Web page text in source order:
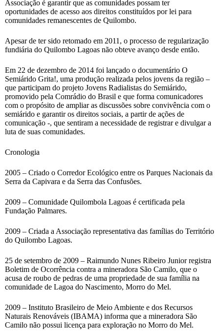
Associação é garantir que as comunidades possam ter
oportunidades de acesso aos direitos constituídos por lei para
comunidades remanescentes de Quilombo.
Apesar de ter sido retomado em 2011, o processo de regularização
fundiária do Quilombo Lagoas não obteve avanço desde então.
Em 22 de dezembro de 2014 foi lançado o documentário O
Semiárido Grita!, uma produção realizada pelos jovens da região –
que participam do projeto Jovens Radialistas do Semiárido,
promovido pela Comrádio do Brasil e que forma comunicadores
com o propósito de ampliar as discussões sobre convivência com o
semiárido e garantir os direitos sociais, a partir de ações de
comunicação -, que sentiram a necessidade de registrar e divulgar a
luta de suas comunidades.
Cronologia
2005 – Criado o Corredor Ecológico entre os Parques Nacionais da
Serra da Capivara e da Serra das Confusões.
2009 – Comunidade Quilombola Lagoas é certificada pela
Fundação Palmares.
2009 – Criada a Associação representativa das famílias do Território
do Quilombo Lagoas.
25 de setembro de 2009 – Raimundo Nunes Ribeiro Junior registra
Boletim de Ocorrência contra a mineradora São Camilo, que o
acusa de roubo de pedras de uma propriedade de sua família na
comunidade de Lagoa do Nascimento, Morro do Mel.
2009 – Instituto Brasileiro de Meio Ambiente e dos Recursos
Naturais Renováveis (IBAMA) informa que a mineradora São
Camilo não possui licença para exploração no Morro do Mel.